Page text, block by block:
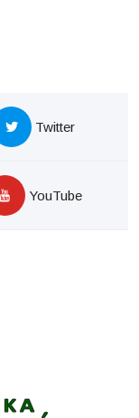
Twitter
YouTube